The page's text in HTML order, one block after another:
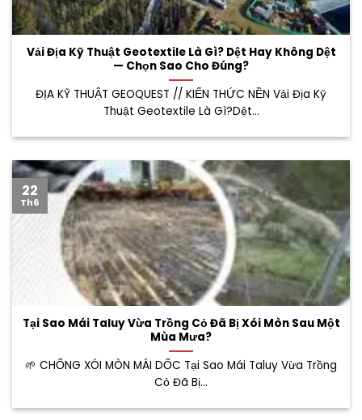
Vải Địa Kỹ Thuật Geotextile Là Gì? Dệt Hay Không Dệt
— Chọn Sao Cho Đúng?
ĐỊA KỸ THUẬT GEOQUEST // KIẾN THỨC NỀN Vải Địa Kỹ
Thuật Geotextile Là Gì?Dệt...
Tại Sao Mái Taluy Vừa Trồng Cỏ Đã Bị Xói Mòn Sau Một
Mùa Mưa?
🌱 CHỐNG XÓI MÒN MÁI DỐC Tại Sao Mái Taluy Vừa Trồng
Cỏ Đã Bị...
22
Th6